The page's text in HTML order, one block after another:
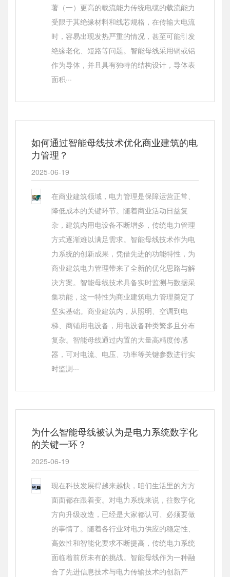
著（一）更高的载流能力传统电缆的载流能力
受限于其绝缘材料和线芯规格，在传输大电流
时，容易出现发热严重的情况，甚至可能引发
绝缘老化、短路等问题。智能母线采用铜或铝
作为导体，并且具有独特的结构设计，导体表
面积···
如何通过智能母线技术优化商业建筑的电
力管理？
2025-06-19
在商业建筑领域，电力管理是保障运营正常、
降低成本的关键环节。随着商业活动日益复
杂，建筑内用电设备不断增多，传统电力管理
方式逐渐难以满足需求。智能母线技术作为电
力系统的创新成果，凭借先进的功能特性，为
商业建筑电力管理带来了全新的优化思路与解
决方案。智能母线技术具备实时监测与数据采
集功能，这一特性为商业建筑电力管理奠定了
坚实基础。商业建筑内，从照明、空调到电
梯、商铺用电设备，用电设备种类繁多且分布
复杂。智能母线通过内置的大量高精度传感
器，可对电流、电压、功率等关键参数进行实
时监测···
为什么智能母线被认为是电力系统数字化
的关键一环？
2025-06-19
现在科技发展得越来越快，咱们生活里的方方
面面都在跟着变。对电力系统来说，往数字化
方向升级改造，已经是大家都认可、必须要做
的事情了。随着各行业对电力供应的稳定性、
高效性和智能化要求不断提高，传统电力系统
面临着前所未有的挑战。智能母线作为一种融
合了先进信息技术与电力传输技术的创新产